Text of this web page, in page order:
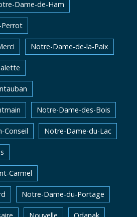
Dame-de-Ham
Notre-Dame-de-la-Paix
Notre-Dame-des-Bois
Conseil Notre-Dame-du-Lac
Carmel
Notre-Dame-du-Portage